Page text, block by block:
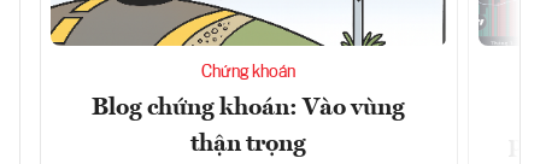
Chứng khoán
Blog chứng khoán: Vào vùng
thận trọng